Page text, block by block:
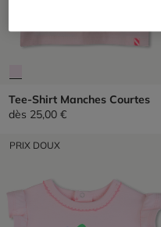
Tee-Shirt Manches Courtes
dès 25,00 €
PRIX DOUX